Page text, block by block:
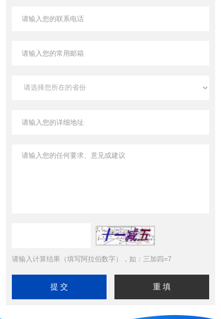
请输入计算结果（填写阿拉伯数字），如：三加四=7